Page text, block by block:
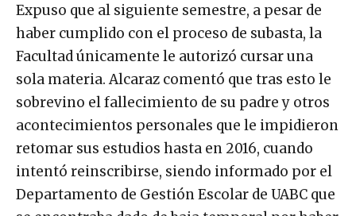
Expuso que al siguiente semestre, a pesar de
haber cumplido con el proceso de subasta, la
Facultad únicamente le autorizó cursar una
sola materia. Alcaraz comentó que tras esto le
sobrevino el fallecimiento de su padre y otros
acontecimientos personales que le impidieron
retomar sus estudios hasta en 2016, cuando
intentó reinscribirse, siendo informado por el
Departamento de Gestión Escolar de UABC que